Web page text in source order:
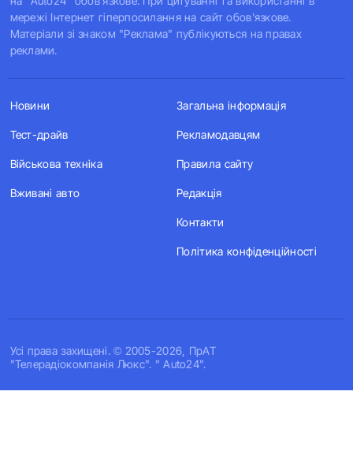
мережі Інтернет гіперпосилання на сайт обов'язкове.
Матеріали зі знаком "Реклама" публікуються на правах
реклами.
Усi права захищенi. © 2005-2026, ПрАТ
"Телерадіокомпанія Люкс". " Auto24".
Новини
Тест-драйв
Військова техніка
Вживані авто
Загальна інформація
Рекламодавцям
Правила сайту
Редакція
Контакти
Політика конфіденційності